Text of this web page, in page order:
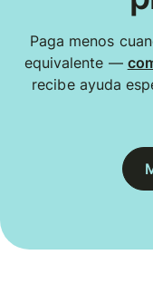
Paga menos
equivalente —
recibe ayuda